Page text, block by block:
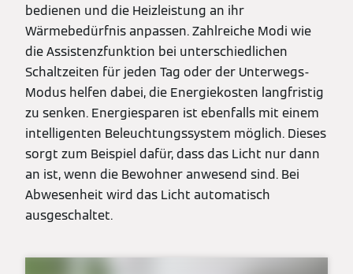
bedienen und die Heizleistung an ihr
Wärmebedürfnis anpassen. Zahlreiche Modi wie
die Assistenzfunktion bei unterschiedlichen
Schaltzeiten für jeden Tag oder der Unterwegs-
Modus helfen dabei, die Energiekosten langfristig
zu senken. Energiesparen ist ebenfalls mit einem
intelligenten Beleuchtungssystem möglich. Dieses
sorgt zum Beispiel dafür, dass das Licht nur dann
an ist, wenn die Bewohner anwesend sind. Bei
Abwesenheit wird das Licht automatisch
ausgeschaltet.